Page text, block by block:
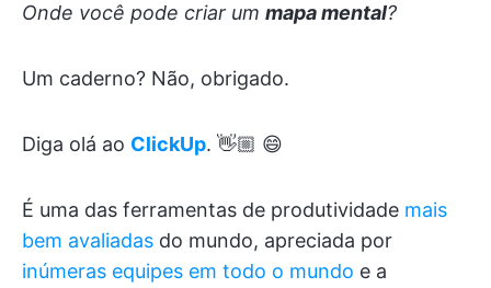
Onde você pode criar um mapa mental?
Um caderno? Não, obrigado.
Diga olá ao ClickUp. 👋🏼 😄
É uma das ferramentas de produtividade mais
bem avaliadas do mundo, apreciada por
inúmeras equipes em todo o mundo e a